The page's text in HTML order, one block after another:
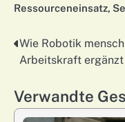
Ressourceneinsatz,
Nawigacja
Wie Robotik
Arbeitskraft ergänzt
Verwandte